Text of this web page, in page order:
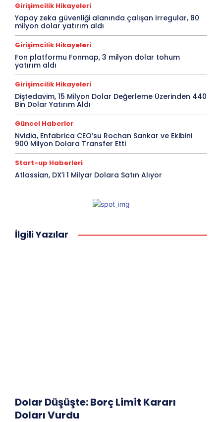
Girişimcilik Hikayeleri
Yapay zeka güvenliği alanında çalışan Irregular, 80
milyon dolar yatırım aldı
Girişimcilik Hikayeleri
Fon platformu Fonmap, 3 milyon dolar tohum
yatırım aldı
Girişimcilik Hikayeleri
Diştedavim, 15 Milyon Dolar Değerleme Üzerinden 440
Bin Dolar Yatırım Aldı
Güncel Haberler
Nvidia, Enfabrica CEO’su Rochan Sankar ve Ekibini
900 Milyon Dolara Transfer Etti
Start-up Haberleri
Atlassian, DX’i 1 Milyar Dolara Satın Alıyor
İlgili Yazılar
Dolar Düşüşte: Borç Limit Kararı
Doları Vurdu